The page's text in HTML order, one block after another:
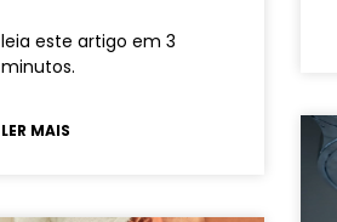
leia este artigo em 3
minutos.
LER MAIS